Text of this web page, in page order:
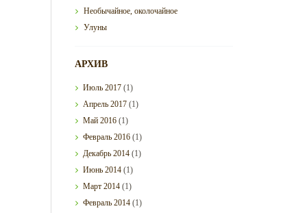
Необычайное, околочайное
Улуны
АРХИВ
Июль2017 (1)
Апрель2017 (1)
Май2016 (1)
Февраль2016 (1)
Декабрь2014 (1)
Июнь2014 (1)
Март2014 (1)
Февраль2014 (1)